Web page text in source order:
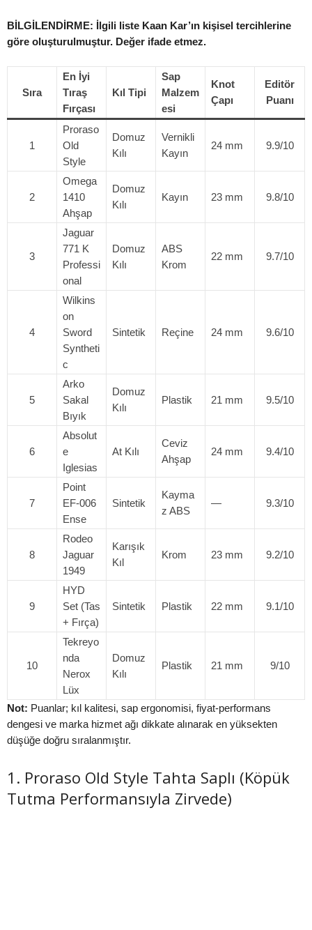
BİLGİLENDİRME: İlgili liste Kaan Kar’ın kişisel tercihlerine
göre oluşturulmuştur. Değer ifade etmez.
Sıra
En İyi
Tıraş
Fırçası
Kıl Tipi
Sap
Malzem
esi
Knot
Çapı
Editör
Puanı
1
Proraso
Old
Style
Domuz
Kılı
Vernikli
Kayın
24 mm 9.9/10
2
Omega
1410
Ahşap
Domuz
Kılı
Kayın 23 mm 9.8/10
3
Jaguar
771 K
Professi
onal
Domuz
Kılı
ABS
Krom
22 mm 9.7/10
4
Wilkins
on
Sword
Syntheti
c
Sintetik Reçine 24 mm 9.6/10
5
Arko
Sakal
Bıyık
Domuz
Kılı
Plastik 21 mm 9.5/10
6
Absolut
e
Iglesias
At Kılı
Ceviz
Ahşap
24 mm 9.4/10
7
Point
EF-006
Ense
Sintetik
Kayma
z ABS
— 9.3/10
8
Rodeo
Jaguar
1949
Karışık
Kıl
Krom 23 mm 9.2/10
9
HYD
Set (Tas
+ Fırça)
Sintetik Plastik 22 mm 9.1/10
10
Tekreyo
nda
Nerox
Lüx
Domuz
Kılı
Plastik 21 mm 9/10
Not: Puanlar; kıl kalitesi, sap ergonomisi, fiyat-performans
dengesi ve marka hizmet ağı dikkate alınarak en yüksekten
düşüğe doğru sıralanmıştır.
1. Proraso Old Style Tahta Saplı (Köpük
Tutma Performansıyla Zirvede)